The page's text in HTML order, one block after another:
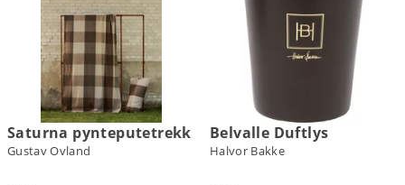
Saturna pynteputetrekk
Gustav Ovland
Belvalle Duftlys
Halvor Bakke